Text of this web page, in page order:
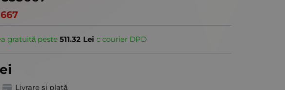
gratuită peste511.32 Lei с courier DPD
Livrare și plată